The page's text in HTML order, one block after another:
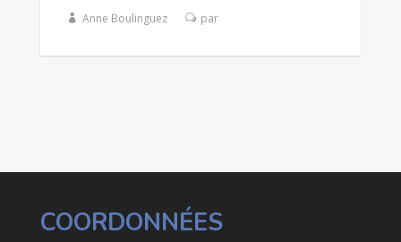
Anne Boulinguez par
COORDONNÉES